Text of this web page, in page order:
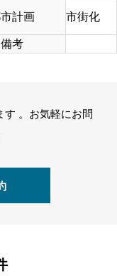
計画 市街化
備考
す 。お気軽にお問